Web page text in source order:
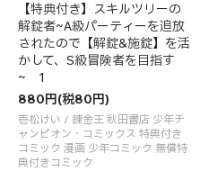
【特典付き】スキルツリーの
解錠者~A級パーティーを追放
されたので【解錠&施錠】を活
かして、S級冒険者を目指す
~ 1
880円(税80円)
壱松けい / 錬金王 秋田書店 少年チ
ャンピオン・コミックス 特典付き
コミック 漫画 少年コミック 無償特
典付きコミック